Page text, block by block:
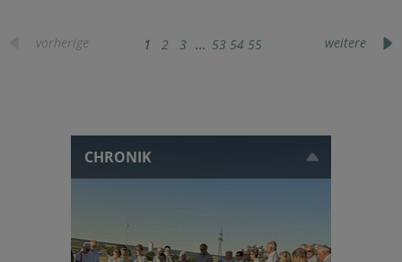
vorherige 1 2 3 ... 53 54 55 weitere
CHRONIK